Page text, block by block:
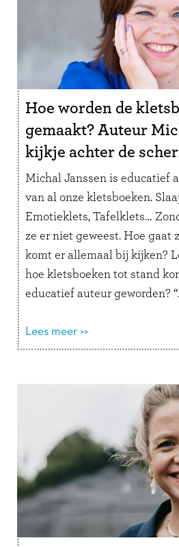
Hoe worden de
gemaakt? Auteur
kijkje achter de
Michal Janssen is educatief
van al onze kletsboeken.
Emotieklets, Tafelklets…
ze er niet geweest. Hoe gaat
komt er allemaal bij kijken?
hoe kletsboeken tot stand
educatief auteur geworden?
Lees meer >>